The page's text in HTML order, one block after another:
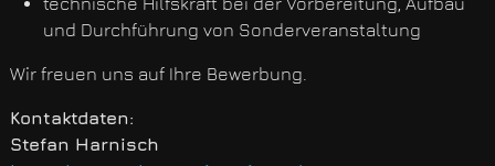
und Durchführung von Sonderveranstaltung
Wir freuen uns auf Ihre Bewerbung.
Kontaktdaten:
Stefan Harnisch